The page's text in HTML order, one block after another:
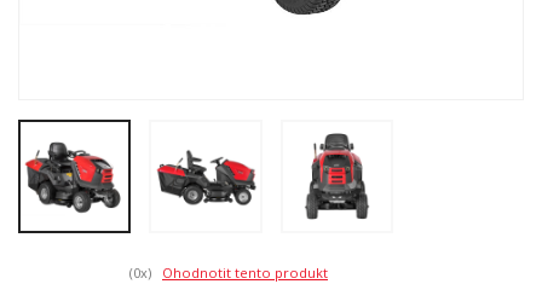
(0x) Ohodnotit tento produkt